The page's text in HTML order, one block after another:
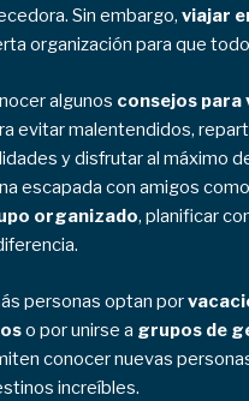
Sin embargo, viajar
organización para que
algunos consejos para
evitar malentendidos,
y disfrutar al máximo
escapada con amigos
organizado, planificar
personas optan por
o por unirse a grupos de
conocer nuevas
increíbles.